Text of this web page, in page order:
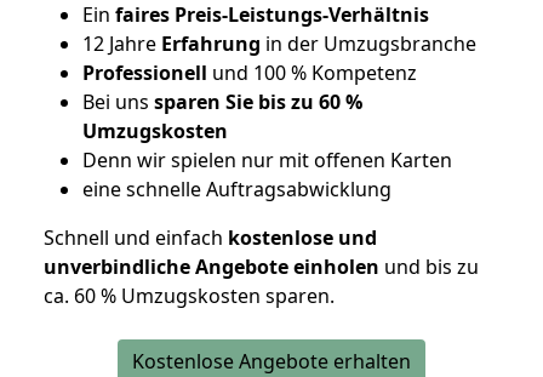
Ein faires Preis-Leistungs-Verhältnis
12 Jahre Erfahrung in der Umzugsbranche
Professionell und 100 % Kompetenz
Bei uns sparen Sie bis zu 60 %
Umzugskosten
Denn wir spielen nur mit offenen Karten
eine schnelle Auftragsabwicklung
Schnell und einfach kostenlose und
unverbindliche Angebote einholen und bis zu
ca. 60 % Umzugskosten sparen.
Kostenlose Angebote erhalten